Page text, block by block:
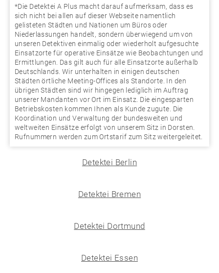
*Die Detektei A Plus macht darauf aufmerksam, dass es
sich nicht bei allen auf dieser Webseite namentlich
gelisteten Städten und Nationen um Büros oder
Niederlassungen handelt, sondern überwiegend um von
unseren Detektiven einmalig oder wiederholt aufgesuchte
Einsatzorte für operative Einsätze wie Beobachtungen und
Ermittlungen. Das gilt auch für alle Einsatzorte außerhalb
Deutschlands. Wir unterhalten in einigen deutschen
Städten örtliche Meeting-Offices als Standorte. In den
übrigen Städten sind wir hingegen lediglich im Auftrag
unserer Mandanten vor Ort im Einsatz. Die eingesparten
Betriebskosten kommen Ihnen als Kunde zugute. Die
Koordination und Verwaltung der bundesweiten und
weltweiten Einsätze erfolgt von unserem Sitz in Dorsten.
Rufnummern werden zum Ortstarif zum Sitz weitergeleitet.
Detektei Berlin
Detektei Bremen
Detektei Dortmund
Detektei Essen